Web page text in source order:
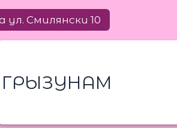
ул. Смилянски 10
ГРЫЗУНАМ